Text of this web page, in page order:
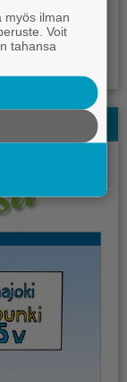
myös ilman
Voit
tahansa